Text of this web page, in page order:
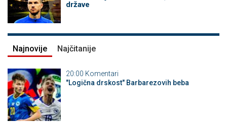
države
Najnovije Najčitanije
20:00 Komentari
"Logična drskost" Barbarezovih beba